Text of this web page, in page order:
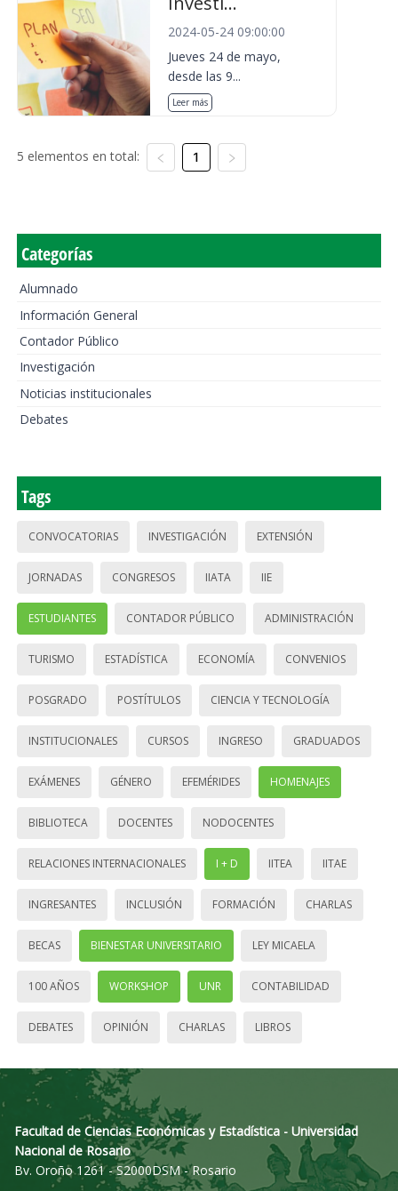
2024-05-24 09:00:00
Jueves 24 de mayo,
desde las 9...
Leer más
5 elementos en total: 1
Categorías
Alumnado
Información General
Contador Público
Investigación
Noticias institucionales
Debates
Tags
CONVOCATORIAS INVESTIGACIÓN EXTENSIÓN
JORNADAS CONGRESOS IIATA IIE
ESTUDIANTES CONTADOR PÚBLICO ADMINISTRACIÓN
TURISMO ESTADÍSTICA ECONOMÍA CONVENIOS
POSGRADO POSTÍTULOS CIENCIA Y TECNOLOGÍA
INSTITUCIONALES CURSOS INGRESO GRADUADOS
EXÁMENES GÉNERO EFEMÉRIDES HOMENAJES
BIBLIOTECA DOCENTES NODOCENTES
RELACIONES INTERNACIONALES I + D IITEA IITAE
INGRESANTES INCLUSIÓN FORMACIÓN CHARLAS
BECAS BIENESTAR UNIVERSITARIO LEY MICAELA
100 AÑOS WORKSHOP UNR CONTABILIDAD
DEBATES OPINIÓN CHARLAS LIBROS
Facultad de Ciencias Económicas y Estadística - Universidad
Nacional de Rosario
Bv. Oroño 1261 - S2000DSM - Rosario